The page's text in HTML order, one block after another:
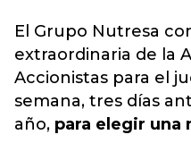
El Grupo Nutresa
extraordinaria de la
Accionistas para el
semana, tres días
año, para elegir una